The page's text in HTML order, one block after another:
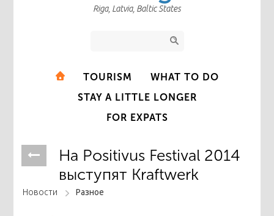
Riga, Latvia, Baltic States
TOURISM
WHAT TO DO
STAY A LITTLE LONGER
FOR EXPATS
На Positivus Festival 2014
выступят Kraftwerk
Новости Разное